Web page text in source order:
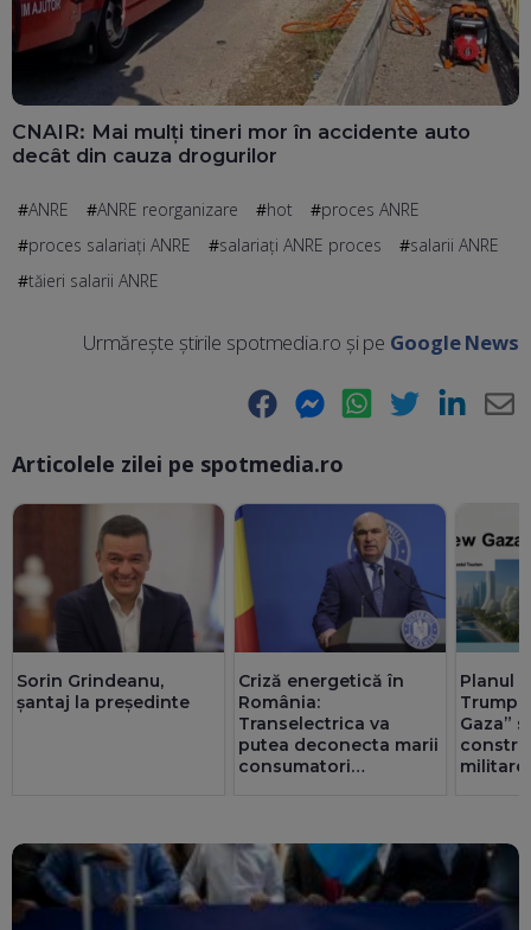
CNAIR: Mai mulți tineri mor în accidente auto
decât din cauza drogurilor
ANRE ANRE reorganizare hot
proces ANRE
proces salariați ANRE
salariați ANRE proces
salarii ANRE
tăieri salarii ANRE
Urmărește știrile spotmedia.ro și pe Google News
Facebook Messenger WhatsApp Twitter LinkedIn
Articolele zilei pe spotmedia.ro
Sorin Grindeanu,
șantaj la președinte
Criză energetică în
România:
Transelectrica va
putea deconecta marii
consumatori
afectate
Planul
Trump
Gaza”
militare